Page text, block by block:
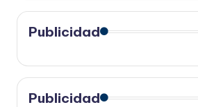
Publicidad
Publicidad